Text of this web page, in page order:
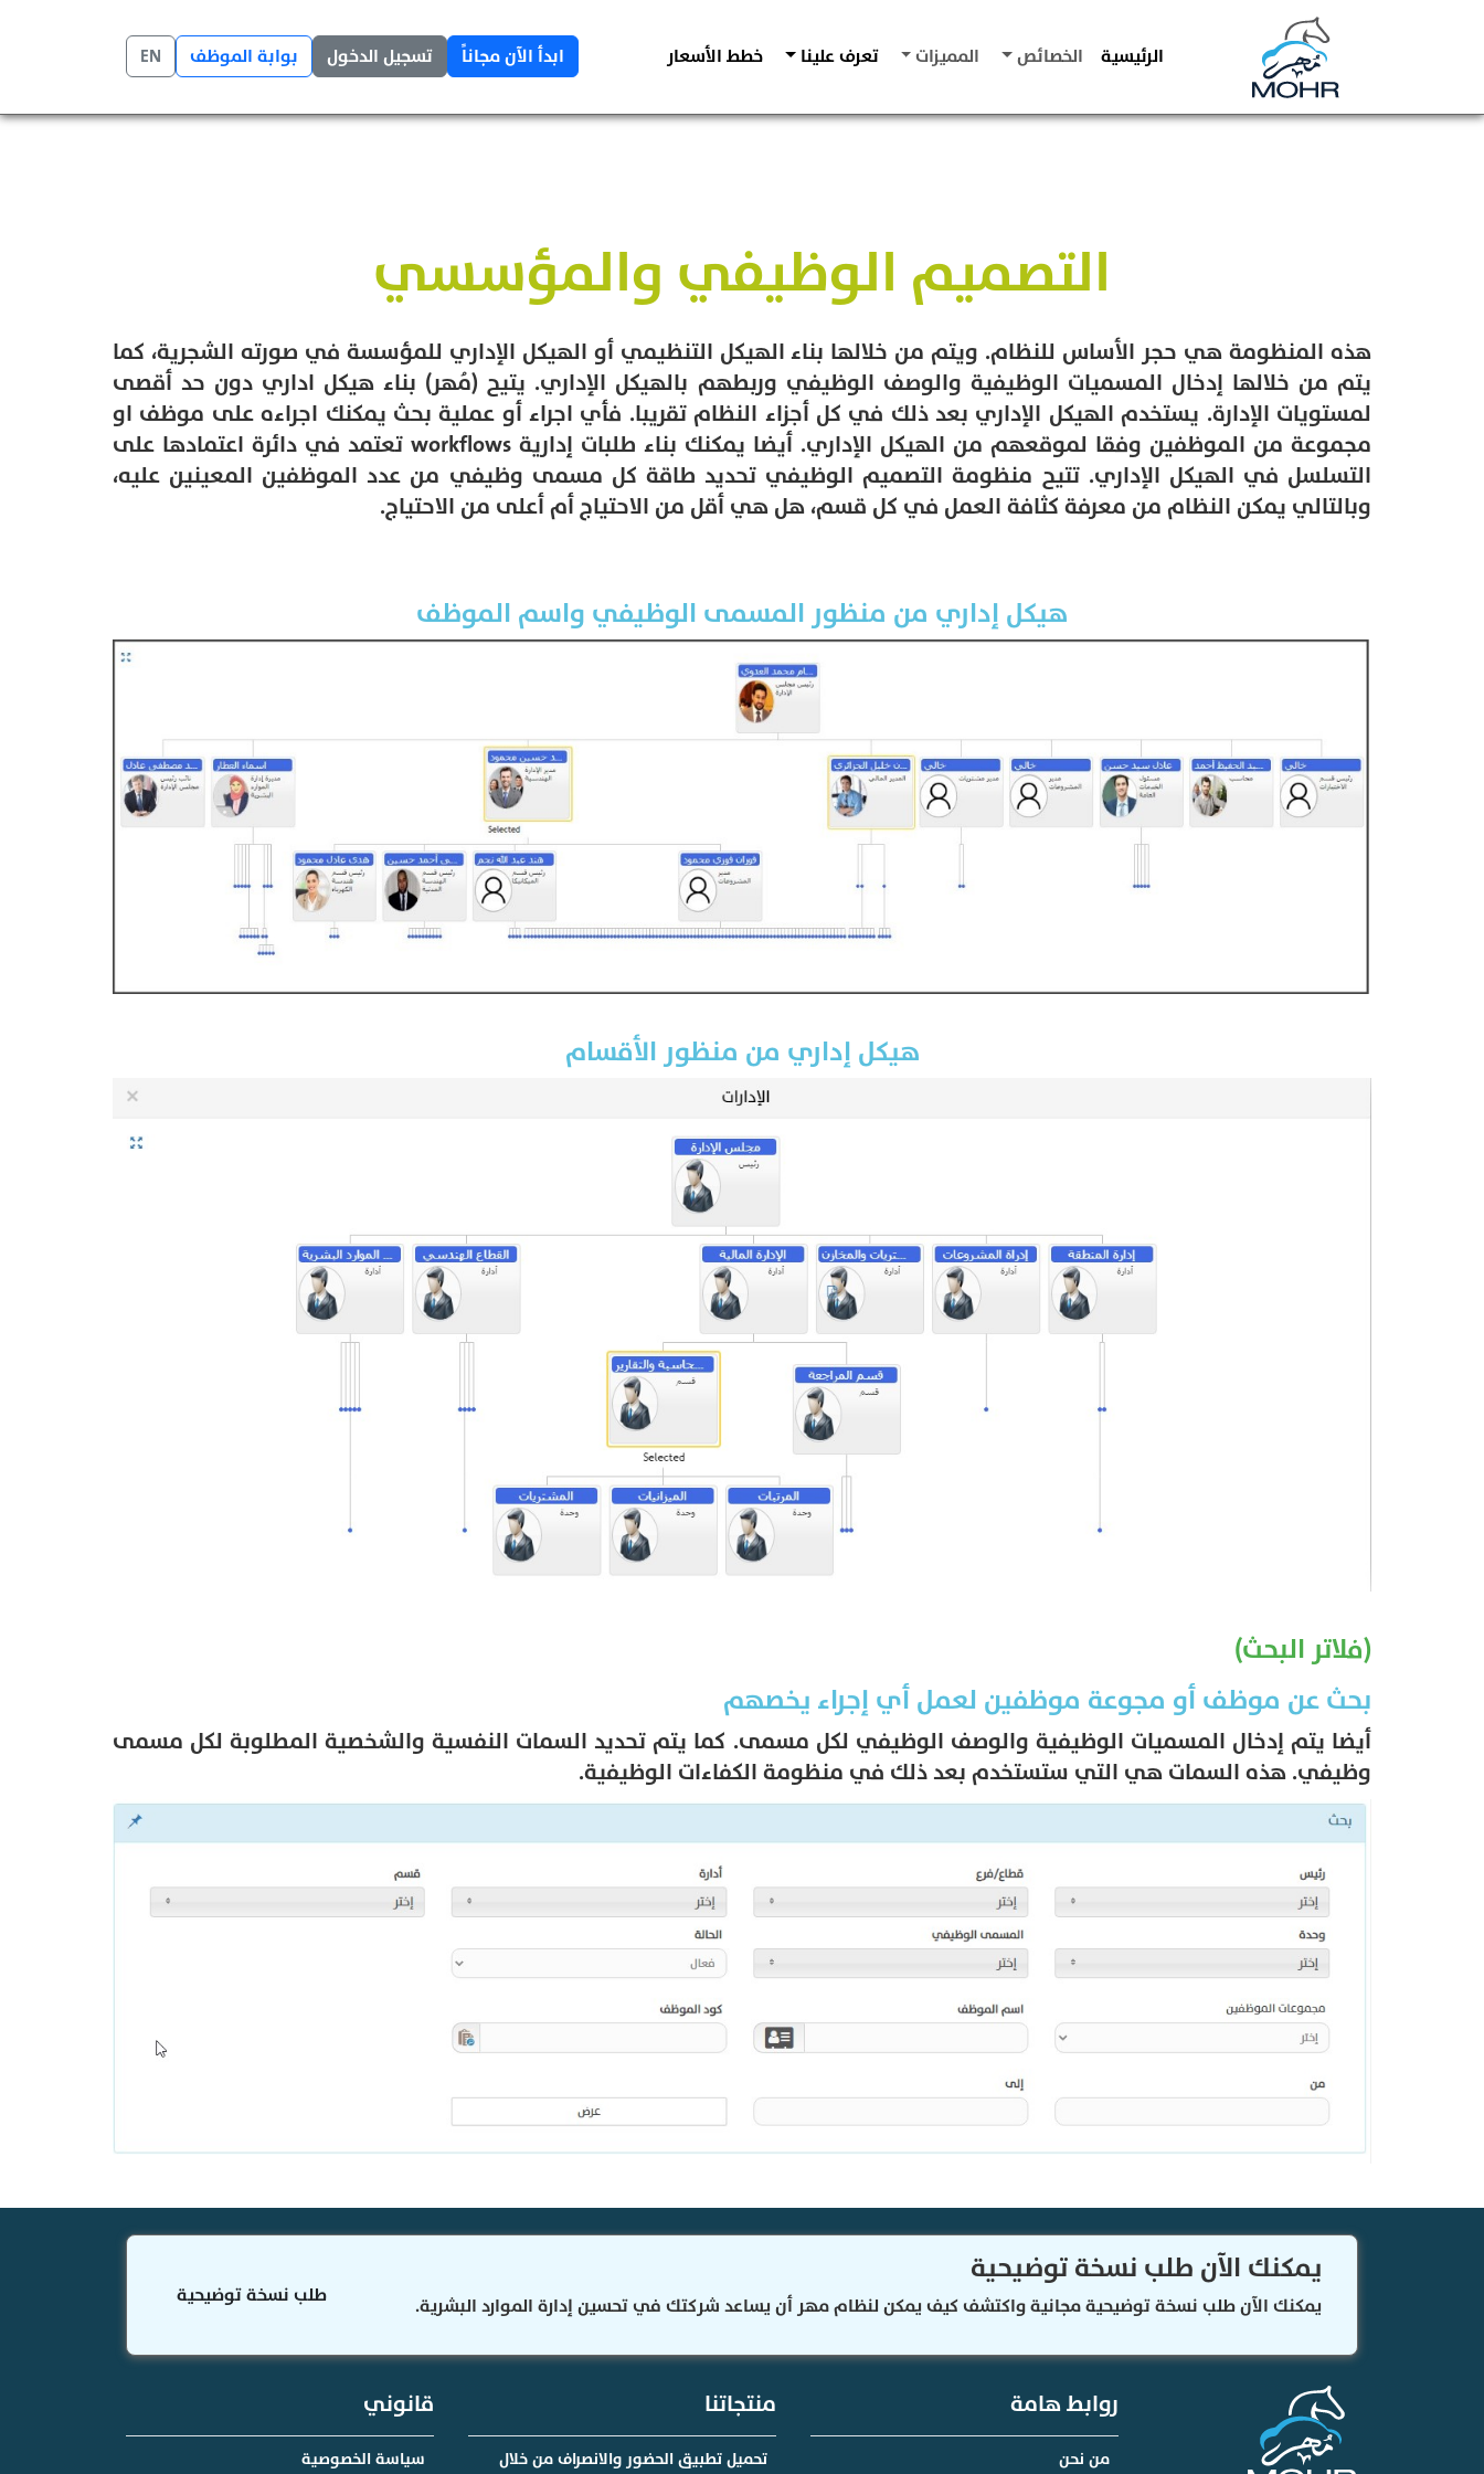
الرئيسية الخصائص المميزات تعرف علينا خطط الأسعار ابدأ الآن مجاناً تسجيل الدخول بوابة الموظف EN
التصميم الوظيفي والمؤسسي
هذه المنظومة هي حجر الأساس للنظام. ويتم من خلالها بناء الهيكل التنظيمي أو الهيكل الإداري للمؤسسة في صورته الشجرية، كما
يتم من خلالها إدخال المسميات الوظيفية والوصف الوظيفي وربطهم بالهيكل الإداري. يتيح (مُهر) بناء هيكل اداري دون حد أقصى
لمستويات الإدارة. يستخدم الهيكل الإداري بعد ذلك في كل أجزاء النظام تقريبا. فأي اجراء أو عملية بحث يمكنك اجراءه على موظف او
مجموعة من الموظفين وفقا لموقعهم من الهيكل الإداري. أيضا يمكنك بناء طلبات إدارية workflows تعتمد في دائرة اعتمادها على
التسلسل في الهيكل الإداري. تتيح منظومة التصميم الوظيفي تحديد طاقة كل مسمى وظيفي من عدد الموظفين المعينين عليه،
وبالتالي يمكن النظام من معرفة كثافة العمل في كل قسم، هل هي أقل من الاحتياج أم أعلى من الاحتياج.
هيكل إداري من منظور المسمى الوظيفي واسم الموظف
هيكل إداري من منظور الأقسام
(فلاتر البحث)
بحث عن موظف أو مجوعة موظفين لعمل أي إجراء يخصهم
أيضا يتم إدخال المسميات الوظيفية والوصف الوظيفي لكل مسمى. كما يتم تحديد السمات النفسية والشخصية المطلوبة لكل مسمى
وظيفي. هذه السمات هي التي ستستخدم بعد ذلك في منظومة الكفاءات الوظيفية.
يمكنك الآن طلب نسخة توضيحية
يمكنك الآن طلب نسخة توضيحية مجانية واكتشف كيف يمكن لنظام مهر أن يساعد شركتك في تحسين إدارة الموارد البشرية. طلب نسخة توضيحية
روابط هامة
من نحن
منتجاتنا
تحميل تطبيق الحضور والانصراف من خلال
قانوني
سياسة الخصوصية